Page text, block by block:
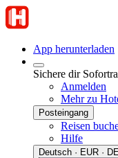
App herunterladen
Sichere dir
Anmelden
Mehr zu
Posteingang
Reisen
Hilfe
Deutsch · EUR ·